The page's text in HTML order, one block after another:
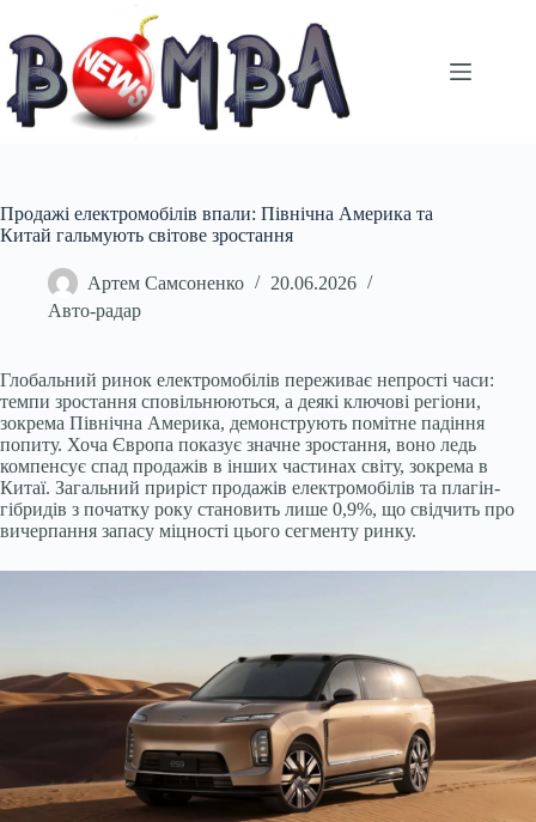
вмісту
Продажі електромобілів впали: Північна Америка та
Китай гальмують світове зростання
Артем Самсоненко
20.06.2026
Авто-радар
Глобальний ринок електромобілів переживає непрості часи:
темпи зростання сповільнюються, а деякі ключові регіони,
зокрема Північна Америка, демонструють помітне падіння
попиту. Хоча Європа показує значне зростання, воно ледь
компенсує спад продажів в інших частинах світу, зокрема в
Китаї. Загальний приріст продажів електромобілів та плагін-
гібридів з початку року становить лише 0,9%, що свідчить про
вичерпання запасу міцності цього сегменту ринку.